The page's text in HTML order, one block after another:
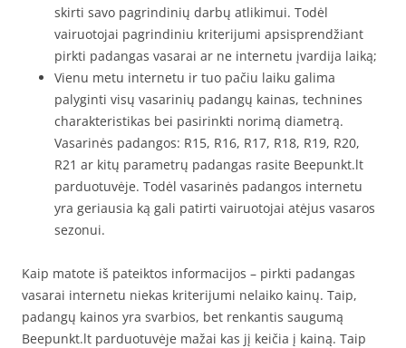
skirti savo pagrindinių darbų atlikimui. Todėl
vairuotojai pagrindiniu kriterijumi apsisprendžiant
pirkti padangas vasarai ar ne internetu įvardija laiką;
Vienu metu internetu ir tuo pačiu laiku galima
palyginti visų vasarinių padangų kainas, technines
charakteristikas bei pasirinkti norimą diametrą.
Vasarinės padangos: R15, R16, R17, R18, R19, R20,
R21 ar kitų parametrų padangas rasite Beepunkt.lt
parduotuvėje. Todėl vasarinės padangos internetu
yra geriausia ką gali patirti vairuotojai atėjus vasaros
sezonui.
Kaip matote iš pateiktos informacijos – pirkti padangas
vasarai internetu niekas kriterijumi nelaiko kainų. Taip,
padangų kainos yra svarbios, bet renkantis saugumą
Beepunkt.lt parduotuvėje mažai kas jį keičia į kainą. Taip